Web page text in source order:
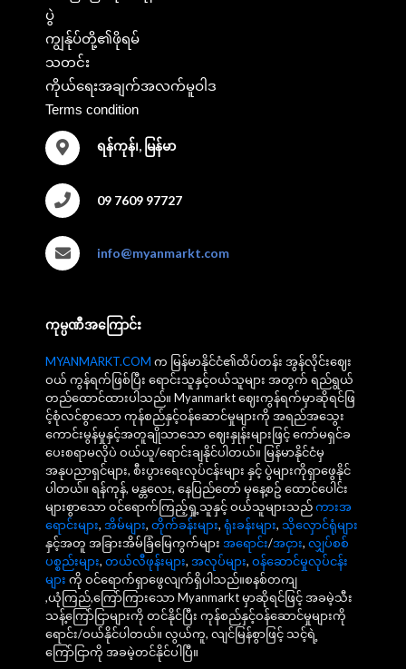
ပွဲ
ကျွန်ုပ်တို့၏ဖိုရမ်
သတင်း
ကိုယ်ရေးအချက်အလက်မူဝါဒ
Terms condition
ရန်ကုန်၊, မြန်မာ
09 7609 97727
info@myanmarkt.com
ကုမ္ပဏီအကြောင်း
MYANMARKT.COM က မြန်မာနိုင်ငံ၏ထိပ်တန်း အွန်လိုင်းဈေး
ဝယ် ကွန်ရက်ဖြစ်ပြီး ရောင်းသူနှင့်ဝယ်သူများ အတွက် ရည်ရွယ်
တည်ထောင်ထားပါသည်။ Myanmarkt ဈေးကွန်ရက်မှာဆိုရင်ဖြ
င့်စုံလင်စွာသော ကုန်စည်နှင့်ဝန်ဆောင်မှုများကို အရည်အသွေး
ကောင်းမွန်မှုနှင့်အတူချိုသာသော ဈေးနှုန်းများဖြင့် ကော်မရှင်ခ
ပေးစရာမလိုပဲ ဝယ်ယူ/ရောင်းချနိုင်ပါတယ်။ မြန်မာနိုင်ငံမှ
အနုပညာရှင်များ, စီးပွားရေးလုပ်ငန်းများ နှင့် ပွဲများကိုရှာဖွေနိုင်
ပါတယ်။ ရန်ကုန်, မန္တလေး, နေပြည်တော် မှနေ့စဥ် ထောင်ပေါင်း
များစွာသော ဝင်ရောက်ကြည့်ရှု့သူနှင့် ဝယ်သူများသည်ကားအ
ရောင်းများ, အိမ်များ, တိုက်ခန်းများ, ရုံးခန်းများ, သိုလှောင်ရုံများ
နှင့်အတူ အခြားအိမ်ခြံမြေကွက်များ အရောင်း/အငှား, လျှပ်စစ်
ပစ္စည်းများ, တယ်လီဖုန်းများ, အလုပ်များ, ဝန်ဆောင်မှုလုပ်ငန်း
များ ကို ဝင်ရောက်ရှာဖွေလျက်ရှိပါသည်။စနစ်တကျ
,ယုံကြည်,ကြော်ကြားသော Myanmarkt မှာဆိုရင်ဖြင့် အခမဲ့သီး
သန့်ကြော်ငြာများကို တင်နိုင်ပြီး ကုန်စည်နှင့်ဝန်ဆောင်မှုများကို
ရောင်း/ဝယ်နိုင်ပါတယ်။ လွယ်ကူ, လျင်မြန်စွာဖြင့် သင့်ရဲ့
ကြော်ငြာကို အခမဲ့တင်နိုင်ပါပြီ။